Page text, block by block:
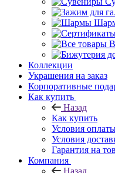
Коллекции
Украшения на заказ
Корпоративные
Как купить
Назад
Как купить
Условия
Условия
Гарантия на
Компания
Назад